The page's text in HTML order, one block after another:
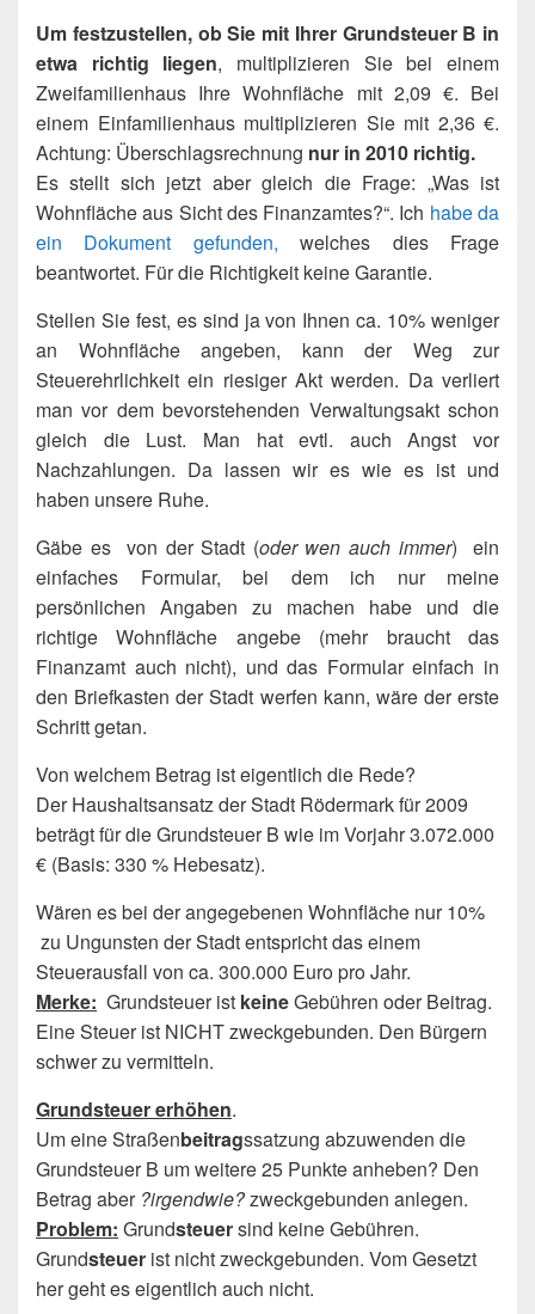
Um festzustellen, ob Sie mit Ihrer Grundsteuer B in
etwa richtig liegen, multiplizieren Sie bei einem
Zweifamilienhaus Ihre Wohnfläche mit 2,09 €. Bei
einem Einfamilienhaus multiplizieren Sie mit 2,36 €.
Achtung: Überschlagsrechnung nur in 2010 richtig.
Es stellt sich jetzt aber gleich die Frage: „Was ist
Wohnfläche aus Sicht des Finanzamtes?“. Ich habe da
ein Dokument gefunden,welches dies Frage
beantwortet. Für die Richtigkeit keine Garantie.
Stellen Sie fest, es sind ja von Ihnen ca. 10% weniger
an Wohnfläche angeben, kann der Weg zur
Steuerehrlichkeit ein riesiger Akt werden. Da verliert
man vor dem bevorstehenden Verwaltungsakt schon
gleich die Lust. Man hat evtl. auch Angst vor
Nachzahlungen. Da lassen wir es wie es ist und
haben unsere Ruhe.
Gäbe es von der Stadt (oder wen auch immer) ein
einfaches Formular, bei dem ich nur meine
persönlichen Angaben zu machen habe und die
richtige Wohnfläche angebe (mehr braucht das
Finanzamt auch nicht), und das Formular einfach in
den Briefkasten der Stadt werfen kann, wäre der erste
Schritt getan.
Von welchem Betrag ist eigentlich die Rede?
Der Haushaltsansatz der Stadt Rödermark für 2009
beträgt für die Grundsteuer B wie im Vorjahr 3.072.000
€ (Basis: 330 % Hebesatz).
Wären es bei der angegebenen Wohnfläche nur 10%
zu Ungunsten der Stadt entspricht das einem
Steuerausfall von ca. 300.000 Euro pro Jahr.
Merke: Grundsteuer ist keineGebühren oder Beitrag.
Eine Steuer ist NICHT zweckgebunden. Den Bürgern
schwer zu vermitteln.
Grundsteuer erhöhen.
Um eine Straßenbeitragssatzung abzuwenden die
Grundsteuer B um weitere 25 Punkte anheben? Den
Betrag aber ?irgendwie?zweckgebunden anlegen.
Problem: Grundsteuersind keine Gebühren.
Grundsteuer ist nicht zweckgebunden. Vom Gesetzt
her geht es eigentlich auch nicht.